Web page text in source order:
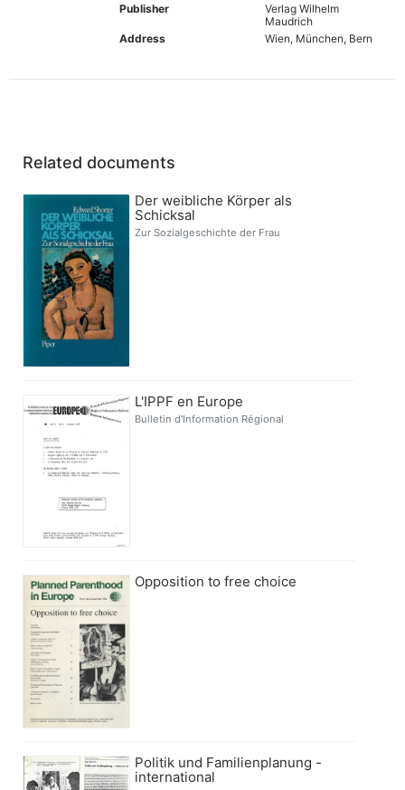
Publisher
Verlag Wilhelm
Maudrich
Address
Wien, München, Bern
Related documents
Der weibliche Körper als
Schicksal
Zur Sozialgeschichte der Frau
L'IPPF en Europe
Bulletin d'Information Régional
Opposition to free choice
Politik und Familienplanung -
international